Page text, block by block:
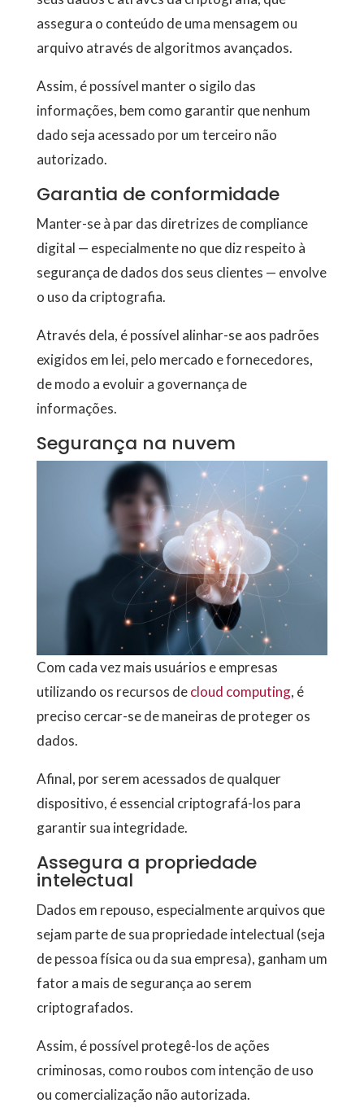
assegura o conteúdo de uma mensagem ou
arquivo através de algoritmos avançados.
Assim, é possível manter o sigilo das
informações, bem como garantir que nenhum
dado seja acessado por um terceiro não
autorizado.
Garantia de conformidade
Manter-se à par das diretrizes de compliance
digital — especialmente no que diz respeito à
segurança de dados dos seus clientes — envolve
o uso da criptografia.
Através dela, é possível alinhar-se aos padrões
exigidos em lei, pelo mercado e fornecedores,
de modo a evoluir a governança de
informações.
Segurança na nuvem
Com cada vez mais usuários e empresas
utilizando os recursos decloud computing, é
preciso cercar-se de maneiras de proteger os
dados.
Afinal, por serem acessados de qualquer
dispositivo, é essencial criptografá-los para
garantir sua integridade.
Assegura a propriedade
intelectual
Dados em repouso, especialmente arquivos que
sejam parte de sua propriedade intelectual (seja
de pessoa física ou da sua empresa), ganham um
fator a mais de segurança ao serem
criptografados.
Assim, é possível protegê-los de ações
criminosas, como roubos com intenção de uso
ou comercialização não autorizada.